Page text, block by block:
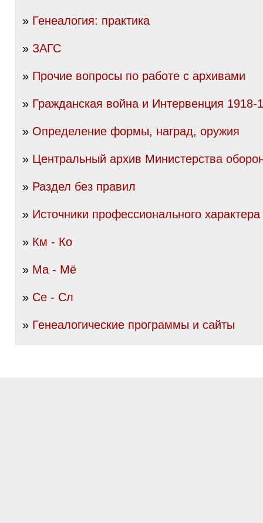
» Генеалогия: практика
» ЗАГС
» Прочие вопросы по работе с архивами
» Гражданская война и Интервенция 1918-
» Определение формы, наград, оружия
» Центральный архив Министерства
» Раздел без правил
» Источники профессионального характера
» Км - Ко
» Ма - Мё
» Се - Сл
» Генеалогические программы и сайты